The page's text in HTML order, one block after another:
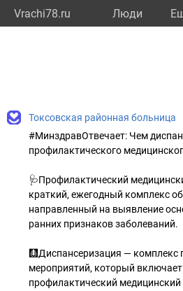
Vrachi78.ru Люди
Токсовская районная больница
#МинздравОтвечает: Чем
профилактического
🩺Профилактический
краткий, ежегодный комплекс
направленный на выявление
ранних признаков заболеваний.
🩻Диспансеризация — комплекс
мероприятий, который включает
профилактический медицинский